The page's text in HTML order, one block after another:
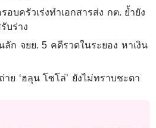
อบครัวเร่งทำเอกสารส่ง กต. ย้ำยัง
บร่าง
ลัก จยย. 5 คดีรวดในระยอง หาเงิน
ย ‘ฮลุน โซโล่’ ยังไม่ทราบชะตา